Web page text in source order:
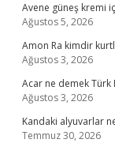
Avene güneş kremi
Ağustos 5, 2026
Amon Ra kimdir
Ağustos 3, 2026
Acar ne demek Türk
Ağustos 3, 2026
Kandaki alyuvarlar
Temmuz 30, 2026